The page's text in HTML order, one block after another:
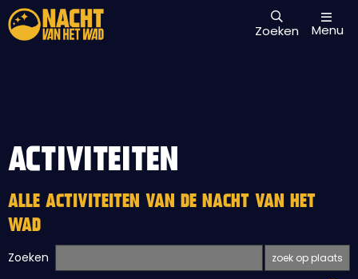
Zoeken Menu
ACTIVITEITEN
ALLE ACTIVITEITEN VAN DE NACHT VAN HET
WAD
Zoeken